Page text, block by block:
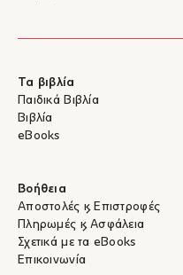
Τα βιβλία
Παιδικά Βιβλία
Βιβλία
eBooks
Βοήθεια
Αποστολές & Επιστροφές
Πληρωμές & Ασφάλεια
Σχετικά με τα eBooks
Επικοινωνία